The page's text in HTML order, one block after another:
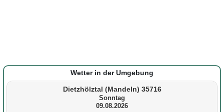
Wetter in der Umgebung
Dietzhölztal (Mandeln) 35716
Sonntag
09.08.2026